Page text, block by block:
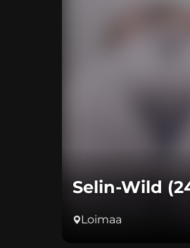
Selin-Wild
Loimaa